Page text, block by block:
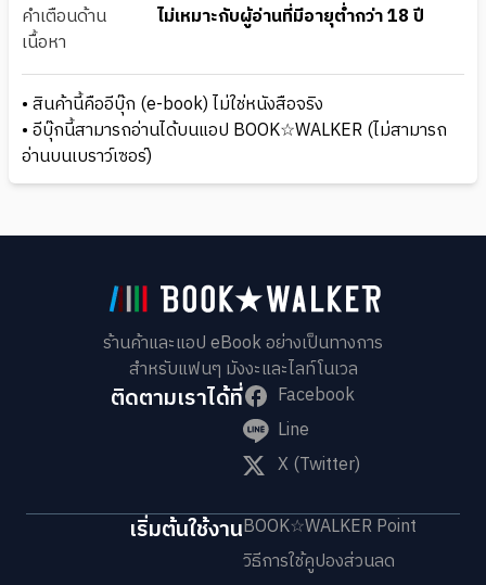
คำเตือนด้าน
เนื้อหา
ไม่เหมาะกับผู้อ่านที่มีอายุต่ำกว่า 18 ปี
• สินค้านี้คืออีบุ๊ก (e-book) ไม่ใช่หนังสือจริง
• อีบุ๊กนี้สามารถอ่านได้บนแอป BOOK☆WALKER (ไม่สามารถ
อ่านบนเบราว์เซอร์)
ร้านค้าและแอป eBook อย่างเป็นทางการ
สำหรับแฟนๆ มังงะและไลท์โนเวล
ติดตามเราได้ที่
Facebook
Line
X (Twitter)
เริ่มต้นใช้งานBOOK☆WALKER Point
วิธีการใช้คูปองส่วนลด